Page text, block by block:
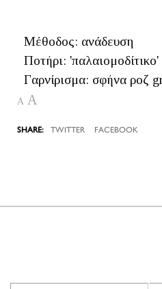
Μέθοδος: ανάδευση
Ποτήρι: 'παλαιομοδίτικο'
Γαρνίρισμα: σφήνα ροζ
A A
TWITTER FACEBOOK